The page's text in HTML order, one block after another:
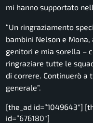
mi hanno supportato
“Un ringraziamento
bambini Nelson e
genitori e mia sorella –
ringraziare tutte le
di correre. Continuerò a
generale”.
[the_ad id=”1049643″]
id=”676180″]